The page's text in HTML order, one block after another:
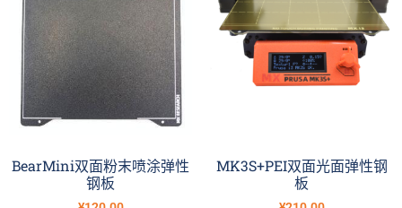
BearMini双面粉末喷涂弹性
钢板
MK3S+PEI双面光面弹性钢
板